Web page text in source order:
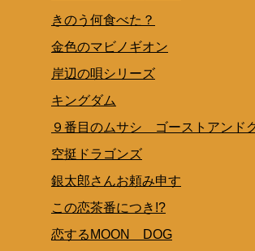
きのう何食べた？
金色のマビノギオン
岸辺の唄シリーズ
キングダム
９番目のムサシ ゴーストアンド
空挺ドラゴンズ
銀太郎さんお頼み申す
この恋茶番につき!?
恋するMOON DOG